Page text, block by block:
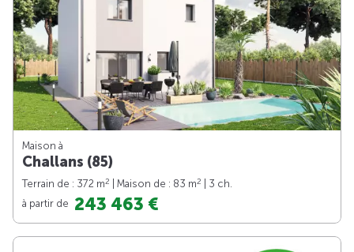
Maison à
Challans (85)
Terrain de : 372 m2 | Maison de : 83 m2
| 3 ch.
à partir de 243 463 €